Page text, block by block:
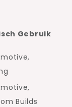
Gebruik
Builds